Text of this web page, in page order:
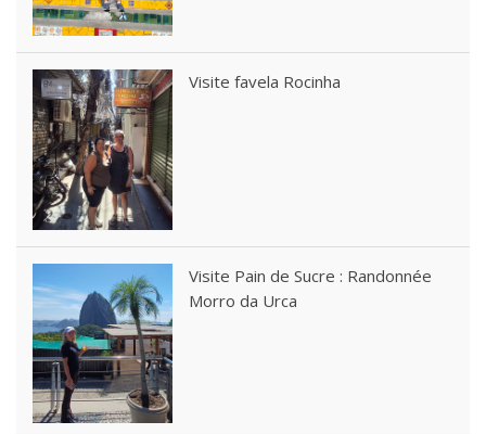
Visite favela Rocinha
Visite Pain de Sucre : Randonnée
Morro da Urca